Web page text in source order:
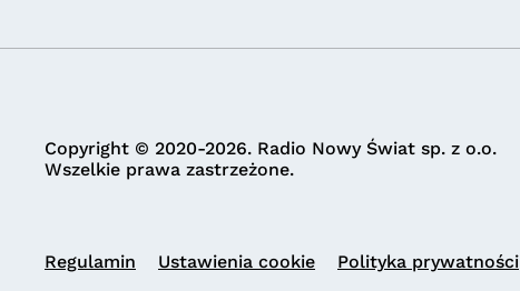
Copyright © 2020-2026. Radio Nowy Świat sp. z o.o.
Wszelkie prawa zastrzeżone.
Regulamin Ustawienia cookie Polityka prywatności